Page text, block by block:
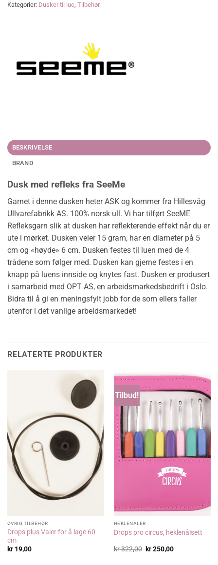
Kategorier: Dusker til lue, Tilbehør
BESKRIVELSE
BRAND
Dusk med refleks fra SeeMe
Garnet i denne dusken heter ASK og kommer fra Hillesvåg
Ullvarefabrikk AS. 100% norsk ull. Vi har tilført SeeME
Refleksgarn slik at dusken har reflekterende effekt når du er
ute i mørket. Dusken veier 15 gram, har en diameter på 5
cm og «høyde» 6 cm. Dusken festes til luen med de 4
trådene som følger med. Dusken kan gjerne festes i en
knapp på luens innside og knytes fast. Dusken er produsert
i samarbeid med OPT AS, en arbeidsmarkedsbedrift i Oslo.
Bidra til å gi en meningsfylt jobb for de som ellers faller
utenfor i det vanlige arbeidsmarkedet!
RELATERTE PRODUKTER
ØVRIG TILBEHØR
Drops plus Vaier for å lage 60
cm
kr19,00
Tilbud!
HEKLENÅLER
Drops pro circus, heklenålsett
kr322,00 Opprinnelig
kr250,00Nåværende